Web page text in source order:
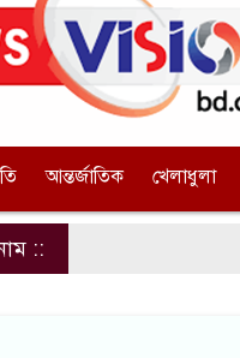
আন্তর্জাতিক খেলাধুলা
::